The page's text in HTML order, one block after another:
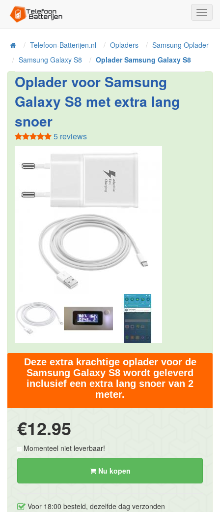
HomeTelefoon-Batterijen.nl Opladers
Samsung Oplader
Samsung Galaxy S8
Oplader Samsung Galaxy S8
Oplader voor Samsung
Galaxy S8 met extra lang
snoer
5 reviews
Deze extra krachtige oplader voor de
Samsung Galaxy S8 wordt geleverd
inclusief een extra lang snoer van 2
meter.
€12.95
Momenteel niet leverbaar!
Nu kopen
Voor 18:00 besteld, dezelfde dag verzonden